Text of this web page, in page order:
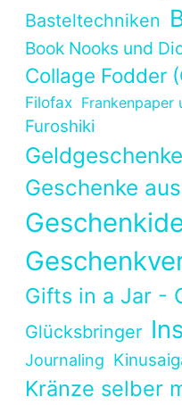
Basteltechniken
Book Nooks und
Collage Fodder
Filofax Frankenpaper
Furoshiki
Geschenke
Gifts in a Jar -
Glücksbringer
Journaling
Kränze selber